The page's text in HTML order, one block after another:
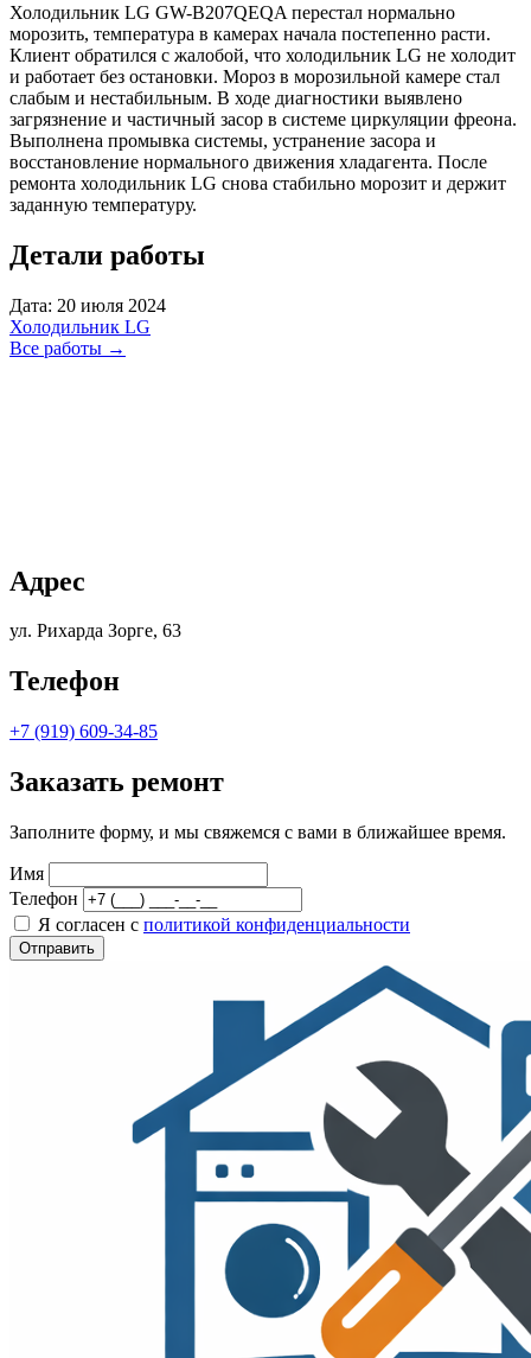
Холодильник LG GW-B207QEQA перестал нормально
морозить, температура в камерах начала постепенно расти.
Клиент обратился с жалобой, что холодильник LG не холодит
и работает без остановки. Мороз в морозильной камере стал
слабым и нестабильным. В ходе диагностики выявлено
загрязнение и частичный засор в системе циркуляции фреона.
Выполнена промывка системы, устранение засора и
восстановление нормального движения хладагента. После
ремонта холодильник LG снова стабильно морозит и держит
заданную температуру.
Детали работы
Дата: 20 июля 2024
Холодильник LG
Все работы →
Адрес
ул. Рихарда Зорге, 63
Телефон
+7 (919) 609-34-85
Заказать ремонт
Заполните форму, и мы свяжемся с вами в ближайшее время.
Имя
Телефон
Я согласен с политикой конфиденциальности
Отправить